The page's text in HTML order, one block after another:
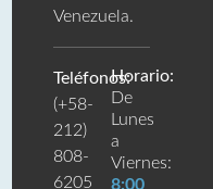
Venezuela.
Teléfonos:
(+58-
212)
808-
6205
Horario:
De
Lunes
a
Viernes:
8:00